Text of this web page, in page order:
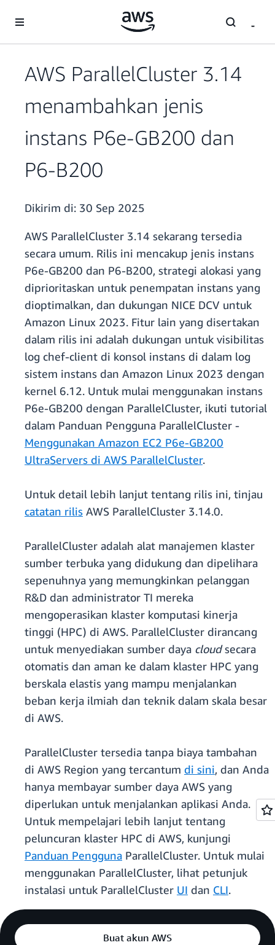
AWS ParallelCluster 3.14
menambahkan jenis
instans P6e-GB200 dan
P6-B200
Dikirim di: 30 Sep 2025
AWS ParallelCluster 3.14 sekarang tersedia
secara umum. Rilis ini mencakup jenis instans
P6e-GB200 dan P6-B200, strategi alokasi yang
diprioritaskan untuk penempatan instans yang
dioptimalkan, dan dukungan NICE DCV untuk
Amazon Linux 2023. Fitur lain yang disertakan
dalam rilis ini adalah dukungan untuk visibilitas
log chef-client di konsol instans di dalam log
sistem instans dan Amazon Linux 2023 dengan
kernel 6.12. Untuk mulai menggunakan instans
P6e-GB200 dengan ParallelCluster, ikuti tutorial
dalam Panduan Pengguna ParallelCluster -
Menggunakan Amazon EC2 P6e-GB200
UltraServers di AWS ParallelCluster.
Untuk detail lebih lanjut tentang rilis ini, tinjau
catatan rilis AWS ParallelCluster 3.14.0.
ParallelCluster adalah alat manajemen klaster
sumber terbuka yang didukung dan dipelihara
sepenuhnya yang memungkinkan pelanggan
R&D dan administrator TI mereka
mengoperasikan klaster komputasi kinerja
tinggi (HPC) di AWS. ParallelCluster dirancang
untuk menyediakan sumber daya cloudsecara
otomatis dan aman ke dalam klaster HPC yang
berskala elastis yang mampu menjalankan
beban kerja ilmiah dan teknik dalam skala besar
di AWS.
ParallelCluster tersedia tanpa biaya tambahan
di AWS Region yang tercantum di sini, dan Anda
hanya membayar sumber daya AWS yang
diperlukan untuk menjalankan aplikasi Anda.
Untuk mempelajari lebih lanjut tentang
peluncuran klaster HPC di AWS, kunjungi
Panduan Pengguna ParallelCluster. Untuk mulai
menggunakan ParallelCluster, lihat petunjuk
instalasi untuk ParallelCluster UI dan CLI.
Buat akun AWS